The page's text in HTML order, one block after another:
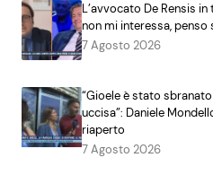
L’avvocato De Rensis
non mi interessa, penso
7 Agosto 2026
“Gioele è stato
uccisa”: Daniele
riaperto
7 Agosto 2026